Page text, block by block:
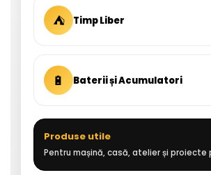
⛺ Timp Liber
🔋 Baterii și Acumulatori
Produse utile
Pentru mașină, casă, atelier și proiecte